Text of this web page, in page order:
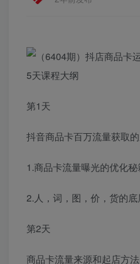
5天课程大纲
第1天
抖音商品卡百万流量获取
1.商品卡流量曝光的优化秘
2.人，词，图，价，货的底
第2天
商品卡流量来源和起店方法